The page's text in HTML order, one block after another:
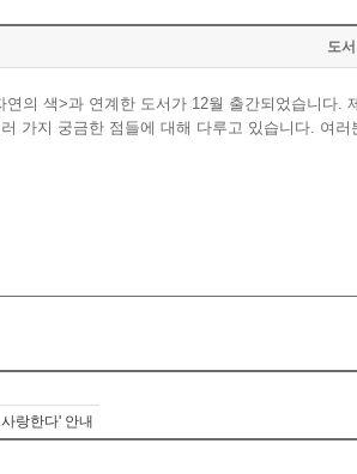
도
의 색>과 연계한 도서가 12월 출간되었습니
가지 궁금한 점들에 대해 다루고 있습니다. 여
랑한다' 안내